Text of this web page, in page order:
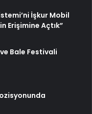
İşkur Mobil
Erişimine Açtık”
Bale Festivali